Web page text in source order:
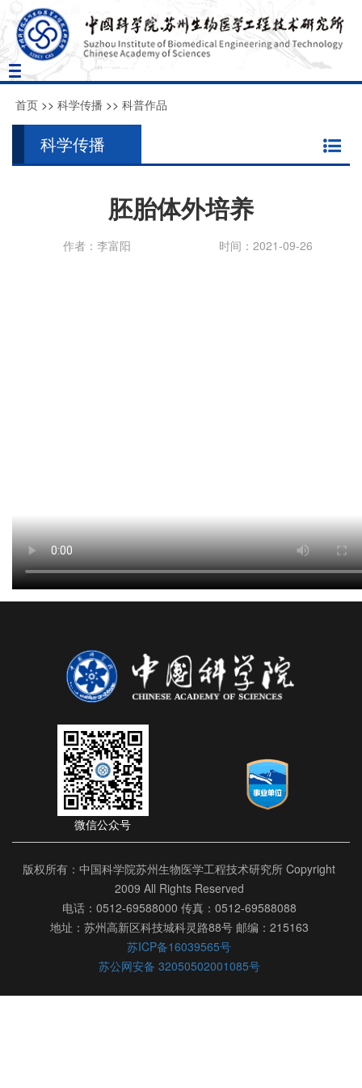
Toggle
navigation
首页 >> 科学传播 >> 科普作品
科学传播
胚胎体外培养
作者：李富阳 时间：2021-09-26
微信公众号
版权所有：中国科学院苏州生物医学工程技术研究所 Copyright
2009 All Rights Reserved
电话：0512-69588000 传真：0512-69588088
地址：苏州高新区科技城科灵路88号 邮编：215163
苏ICP备16039565号
苏公网安备 32050502001085号